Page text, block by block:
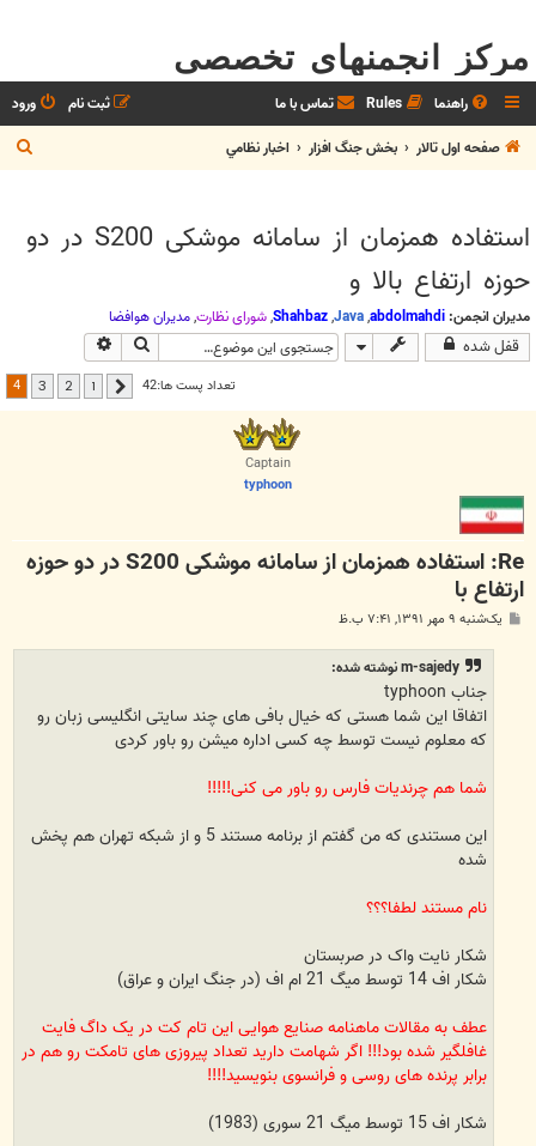
مرکز انجمنهای تخصصی
راهنما Rules تماس با ما ورود
ثبت نام
صفحه اول تالار
بخش جنگ افزار اخبار نظامي
س
استفاده همزمان از سامانه موشکی S200 در دو
حوزه ارتفاع بالا و
مدیران انجمن: abdolmahdi
,
Java
,
Shahbaz
,شوراي نظارت,مديران هوافضا
قفل شده جستجو
تعداد پست ها:42 قبلی 1
2
3
4
Captain
typhoon
Re: استفاده همزمان از سامانه موشکی S200 در دو حوزه
ارتفاع با
یک‌شنبه ۹ مهر ۱۳۹۱, ۷:۴۱ ب.ظ
m-sajedy نوشته شده:
جناب typhoon
اتفاقا این شما هستی که خیال بافی های چند سایتی انگلیسی زبان رو
که معلوم نیست توسط چه کسی اداره میشن رو باور کردی
شما هم چرندیات فارس رو باور می کنی!!!!!
این مستندی که من گفتم از برنامه مستند 5 و از شبکه تهران هم پخش
شده
نام مستند لطفا؟؟؟
شکار نایت واک در صربستان
شکار اف 14 توسط میگ 21 ام اف (در جنگ ایران و عراق)
عطف به مقالات ماهنامه صنایع هوایی این تام کت در یک داگ فایت
غافلگیر شده بود!!! اگر شهامت دارید تعداد پیروزی های تامکت رو هم در
برابر پرنده های روسی و فرانسوی بنویسید!!!!
شکار اف 15 توسط میگ 21 سوری (1983)